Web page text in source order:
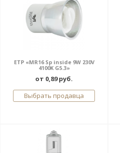
ETP «MR16 Sp inside 9W 230V
4100K G5.3»
от 0,89 руб.
Выбрать продавца